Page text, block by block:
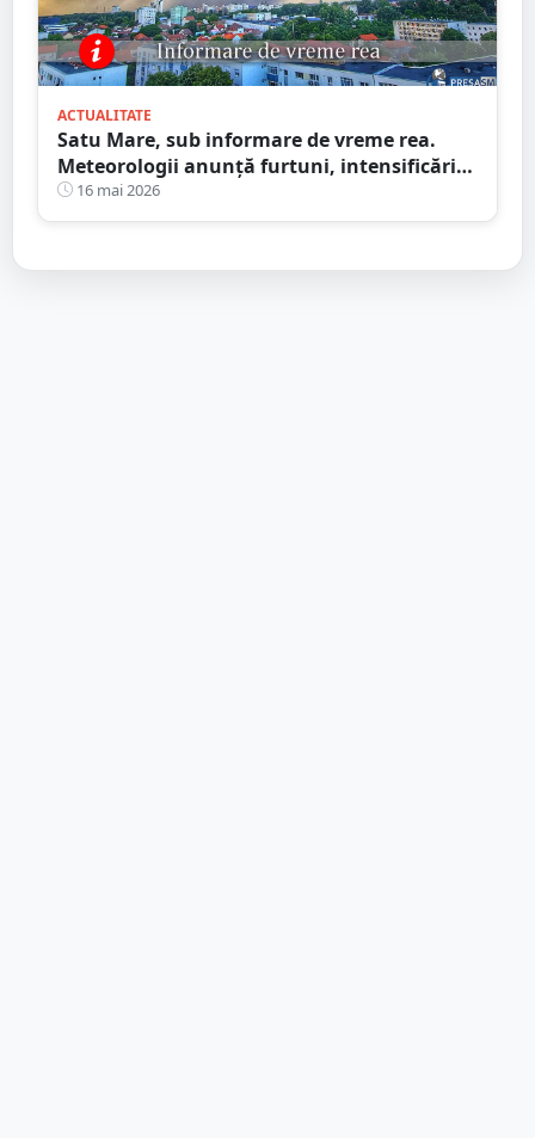
ACTUALITATE
Satu Mare, sub informare de vreme rea.
Meteorologii anunță furtuni, intensificări
de vânt și ploi în averse
16 mai 2026